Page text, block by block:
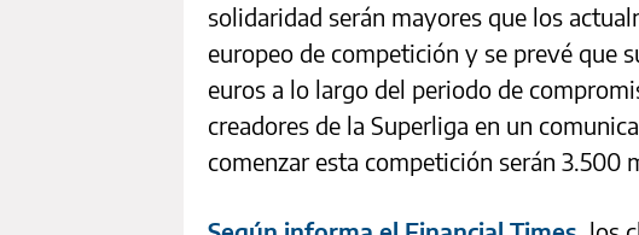
solidaridad serán mayores que los
europeo de competición y se prevé que
euros a lo largo del periodo de
creadores de la Superliga en un
comenzar esta competición serán 3.500